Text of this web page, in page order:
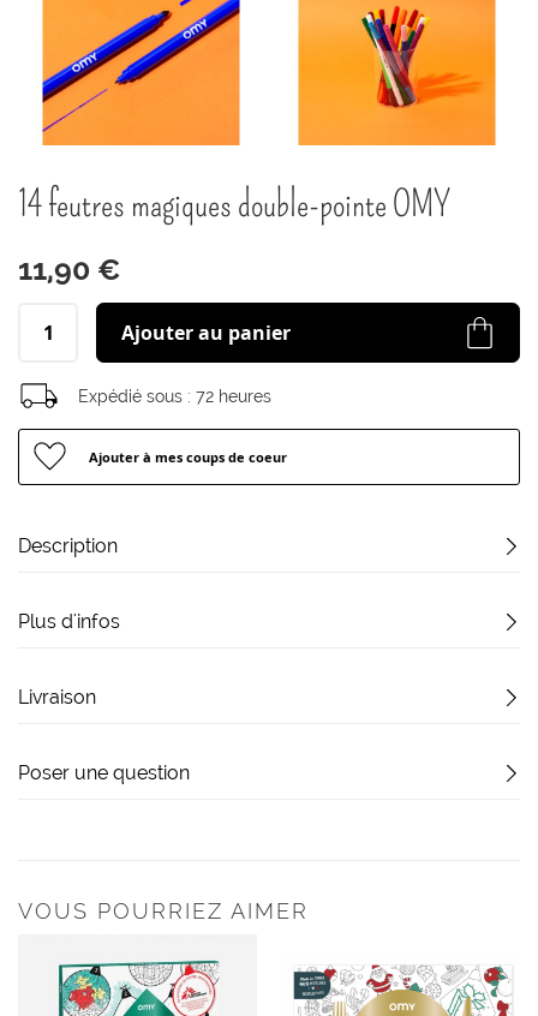
au
début
la
14 feutres magiques double-pointe OMY
11,90 €
Ajouter au panier
Expédié sous : 72 heures
Ajouter à mes coups de coeur
Description
Plus d'infos
Livraison
Poser une question
VOUS POURRIEZ AIMER